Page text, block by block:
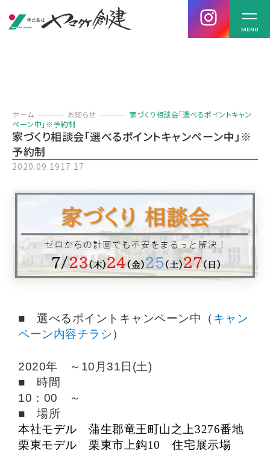
MENU
ホーム お知らせ
家づくり相談会「選べるポイントキャン
ペーン中」※予約制
家づくり相談会「選べるポイントキャンペーン中」※
予約制
2020.09.1917:17
■ 選べるポイントキャンペーン中（ キャン
ペーン内容チラシ）
2020年 ～10月31日(土)
■ 時間
10：00 ～
■ 場所
本社モデル 蒲生郡竜王町山之上3276番地
栗東モデル 栗東市上鈎10 住宅展示場